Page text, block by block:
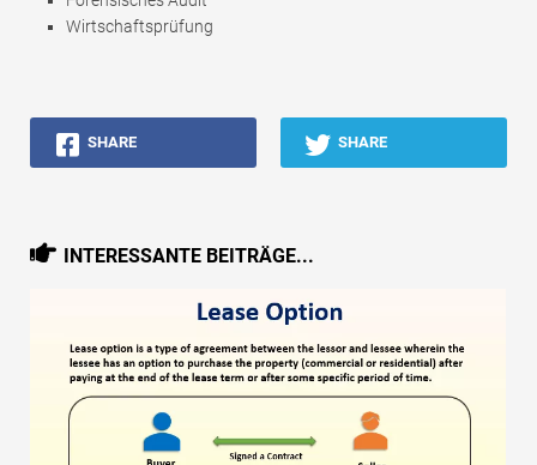
Wirtschaftsprüfung
SHARE SHARE
INTERESSANTE BEITRÄGE...